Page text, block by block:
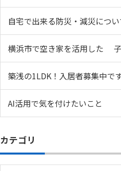
自宅で出来る防災・減災につい
横浜市で空き家を活用した
築浅の1LDK！入居者募集中です
AI活用で気を付けたいこと
カテゴリ